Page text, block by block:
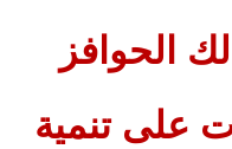
الحوافز
على تنمية